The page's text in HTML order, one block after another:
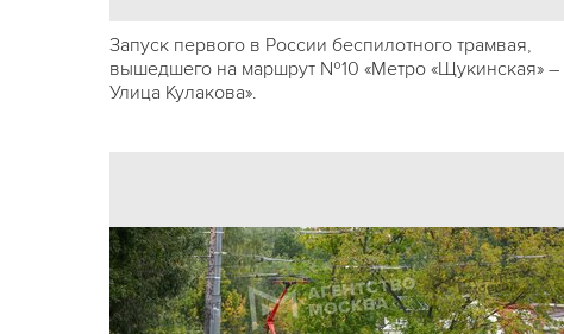
Запуск первого в России беспилотного трамвая,
вышедшего на маршрут №10 «Метро «Щукинская» –
Улица Кулакова».